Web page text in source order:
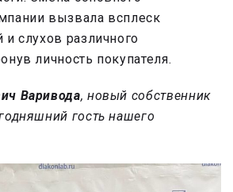
вызвала всплеск
и слухов различного
личность покупателя.
Варивода, новый собственник
гость нашего